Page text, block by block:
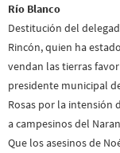
Río Blanco
Destitución del
Rincón, quien ha
vendan las tierras
presidente municipal
Rosas por la intensión
a campesinos del
Que los asesinos de